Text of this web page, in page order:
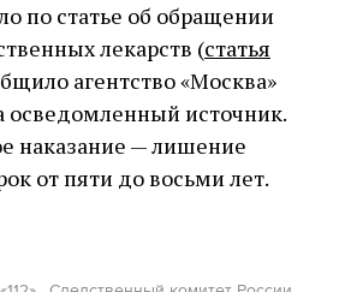
по статье об обращении
лекарств (статья
агентство «Москва»
осведомленный источник.
наказание — лишение
от пяти до восьми лет.